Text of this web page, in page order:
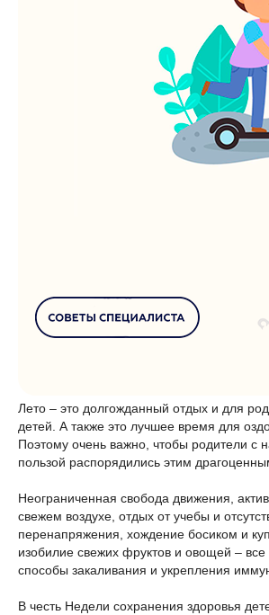
Лето – это долгожданный отдых и для
детей. А также это лучшее время для
Поэтому очень важно, чтобы родители с
пользой распорядились этим
Неограниченная свобода движения,
свежем воздухе, отдых от учебы и
перенапряжения, хождение босиком и
изобилие свежих фруктов и овощей – все
способы закаливания и укрепления
В честь Недели сохранения здоровья